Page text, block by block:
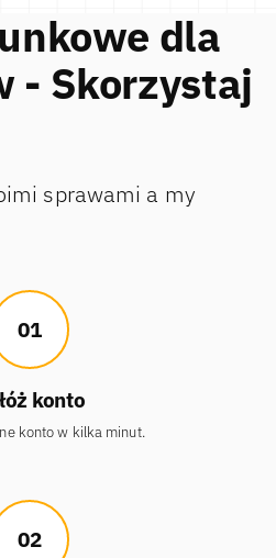
dla
- Skorzystaj
sprawami a my
01
konto
konto w kilka minut.
02